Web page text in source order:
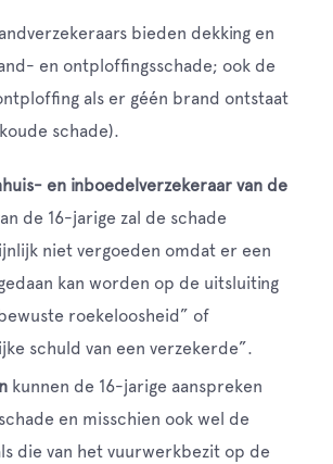
bieden dekking en
en ontploffingsschade; ook de
als er géén brand ontstaat
schade).
en inboedelverzekeraar van de
de 16-jarige zal de schade
niet vergoeden omdat er een
kan worden op de uitsluiting
roekeloosheid” of
schuld van een verzekerde”.
kunnen de 16-jarige aanspreken
en misschien ook wel de
die van het vuurwerkbezit op de